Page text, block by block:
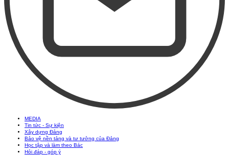
MEDIA
Tin tức - Sự kiện
Xây dựng Đảng
Bảo vệ nền tảng và tư tưởng của Đảng
Học tập và làm theo Bác
Hỏi đáp - góp ý